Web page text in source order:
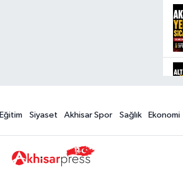
A
Eğitim Siyaset Akhisar Spor Sağlık Ekonomi